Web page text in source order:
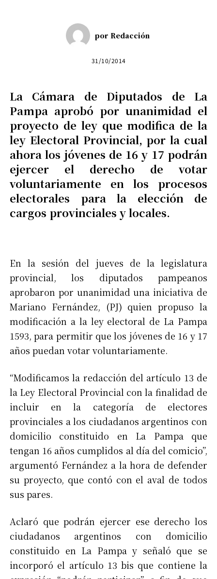
por Redacción
31/10/2014
La Cámara de Diputados de La
Pampa aprobó por unanimidad el
proyecto de ley que modifica de la
ley Electoral Provincial, por la cual
ahora los jóvenes de 16 y 17 podrán
ejercer el derecho de votar
voluntariamente en los procesos
electorales para la elección de
cargos provinciales y locales.
En la sesión del jueves de la legislatura
provincial, los diputados pampeanos
aprobaron por unanimidad una iniciativa de
Mariano Fernández, (PJ) quien propuso la
modificación a la ley electoral de La Pampa
1593, para permitir que los jóvenes de 16 y 17
años puedan votar voluntariamente.
“Modificamos la redacción del artículo 13 de
la Ley Electoral Provincial con la finalidad de
incluir en la categoría de electores
provinciales a los ciudadanos argentinos con
domicilio constituido en La Pampa que
tengan 16 años cumplidos al día del comicio”,
argumentó Fernández a la hora de defender
su proyecto, que contó con el aval de todos
sus pares.
Aclaró que podrán ejercer ese derecho los
ciudadanos argentinos con domicilio
constituido en La Pampa y señaló que se
incorporó el artículo 13 bis que contiene la